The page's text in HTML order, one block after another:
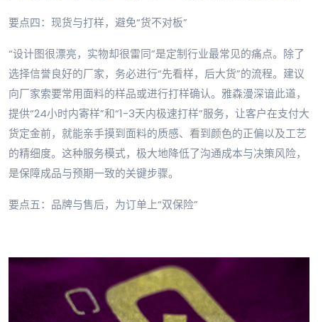
要点四：现货与打样，避免“货不对板”
“设计图很漂亮，实物却很雷同”是定制行业最常见的痛点。除了
选择信誉良好的厂家，务必进行“先看样，后大货”的流程。建议
向厂家索要常用面料的样品或进行打样确认。雅森漫深谙此道，
提供“24小时内寄样”和“1-3天内极速打样”服务，让客户在支付大
货定金前，就能亲手摸到面料的质感、看到颜色的正偏以及工艺
的精细度。这种服务模式，极大地降低了沟通成本与决策风险，
是保障成品与预期一致的关键步骤。
要点五：品牌与售后，为订单上“双保险”